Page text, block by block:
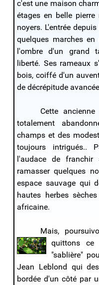
c'est une maison
étages en belle
noyers. L'entrée
quelques marches
l'ombre d'un grand
liberté. Ses rameaux
bois, coiffé d'un
de décrépitude
Cette
totalement
champs et des
toujours intrigués..
l'audace de franchir
ramasser quelques
espace sauvage qui
hautes herbes
africaine.
Mais,
quittons
"sablière"
Jean Leblond qui
bordée d'un côté par